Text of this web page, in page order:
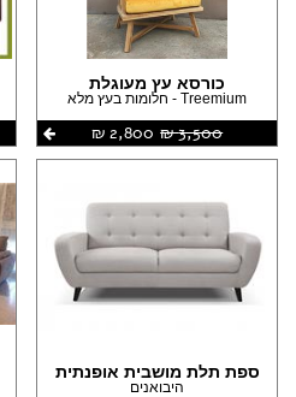
כורסא עץ מעוגלת
Treemium - חלומות בעץ מלא
3,500 ‏₪
2,800 ‏₪
ספת תלת מושבית אופנתית
היבואנים